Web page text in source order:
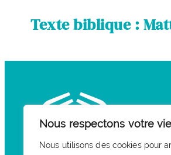
Nous respectons votre
Nous utilisons des cookies pour
Texte biblique :